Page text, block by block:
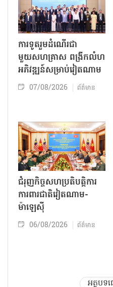
ការទូតរួមដំណើរជា
មួយសហគ្រាស ពង្រីកលំហ
អភិវឌ្ឍន៍សម្រាប់វៀតណាម
07/08/2026 ព័ត៌មាន
ជំរុញកិច្ចសហប្រតិបត្តិការ
ការពារជាតិវៀតណាម-
ម៉ាឡេស៊ី
06/08/2026 ព័ត៌មាន
អត្ថបទ